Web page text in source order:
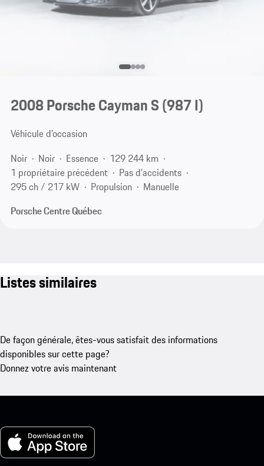
2008 Porsche Cayman S(987 I)
Véhicule d'occasion
Noir
Noir Essence
129 244 km
1 propriétaire précédent
Pas d'accidents
295 ch / 217 kW
Propulsion
Manuelle
Porsche Centre Québec
Listes similaires
De façon générale, êtes-vous satisfait des informations
disponibles sur cette page?
Donnez votre avis maintenant